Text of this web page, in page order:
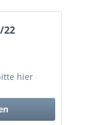
22
hier